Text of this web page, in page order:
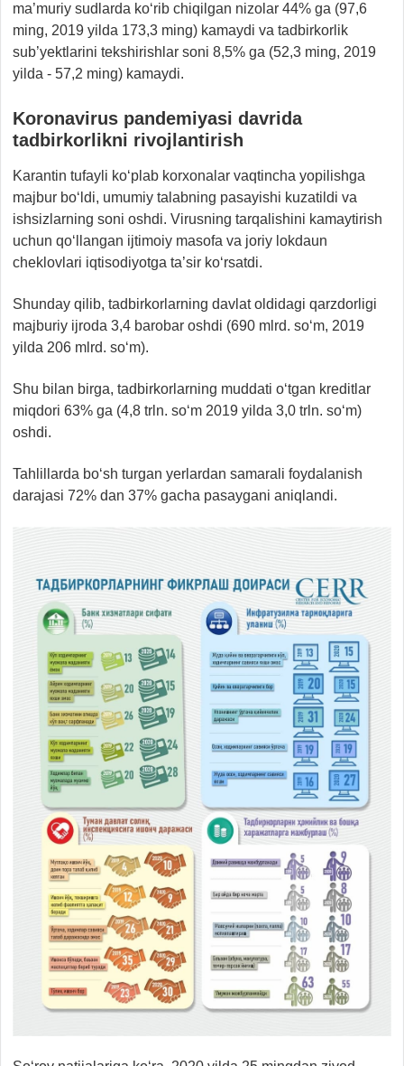
ma’muriy sudlarda ko‘rib chiqilgan nizolar 44% ga (97,6
ming, 2019 yilda 173,3 ming) kamaydi va tadbirkorlik
sub’yektlarini tekshirishlar soni 8,5% ga (52,3 ming, 2019
yilda - 57,2 ming) kamaydi.
Koronavirus pandemiyasi davrida
tadbirkorlikni rivojlantirish
Karantin tufayli ko‘plab korxonalar vaqtincha yopilishga
majbur bo‘ldi, umumiy talabning pasayishi kuzatildi va
ishsizlarning soni oshdi. Virusning tarqalishini kamaytirish
uchun qo‘llangan ijtimoiy masofa va joriy lokdaun
cheklovlari iqtisodiyotga ta’sir ko‘rsatdi.
Shunday qilib, tadbirkorlarning davlat oldidagi qarzdorligi
majburiy ijroda 3,4 barobar oshdi (690 mlrd. so‘m, 2019
yilda 206 mlrd. so‘m).
Shu bilan birga, tadbirkorlarning muddati o‘tgan kreditlar
miqdori 63% ga (4,8 trln. so‘m 2019 yilda 3,0 trln. so‘m)
oshdi.
Tahlillarda bo‘sh turgan yerlardan samarali foydalanish
darajasi 72% dan 37% gacha pasaygani aniqlandi.